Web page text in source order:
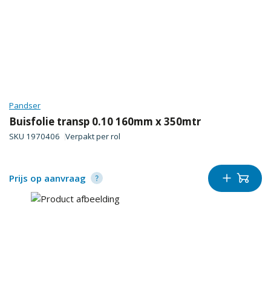
Pandser
Buisfolie transp 0.10 160mm x 350mtr
SKU 1970406 Verpakt perrol
Prijs op aanvraag